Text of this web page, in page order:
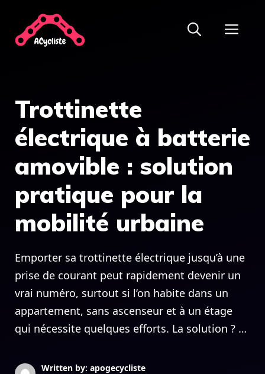
contenu
Trottinette
électrique à batterie
amovible : solution
pratique pour la
mobilité urbaine
Emporter sa trottinette électrique jusqu’à une
prise de courant peut rapidement devenir un
vrai numéro, surtout si l’on habite dans un
appartement, sans ascenseur et à un étage
qui nécessite quelques efforts. La solution ? …
Written by: apogecycliste